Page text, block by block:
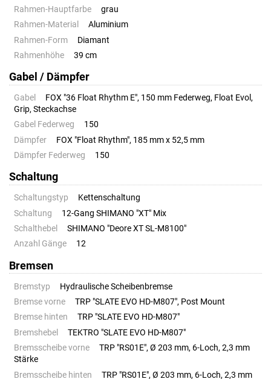
Rahmen-Hauptfarbe
grau
Rahmen-Material
Aluminium
Rahmen-Form
Diamant
Rahmenhöhe
39 cm
Gabel / Dämpfer
Gabel
FOX "36 Float Rhythm E", 150 mm Federweg, Float Evol,
Grip, Steckachse
Gabel Federweg
150
Dämpfer
FOX "Float Rhythm", 185 mm x 52,5 mm
Dämpfer Federweg
150
Schaltung
Schaltungstyp
Kettenschaltung
Schaltung
12-Gang SHIMANO "XT" Mix
Schalthebel
SHIMANO "Deore XT SL-M8100"
Anzahl Gänge
12
Bremsen
Bremstyp
Hydraulische Scheibenbremse
Bremse vorne
TRP "SLATE EVO HD-M807", Post Mount
Bremse hinten
TRP "SLATE EVO HD-M807"
Bremshebel
TEKTRO "SLATE EVO HD-M807"
Bremsscheibe vorne
TRP "RS01E", Ø 203 mm, 6-Loch, 2,3 mm
Stärke
Bremsscheibe hinten
TRP "RS01E", Ø 203 mm, 6-Loch, 2,3 mm